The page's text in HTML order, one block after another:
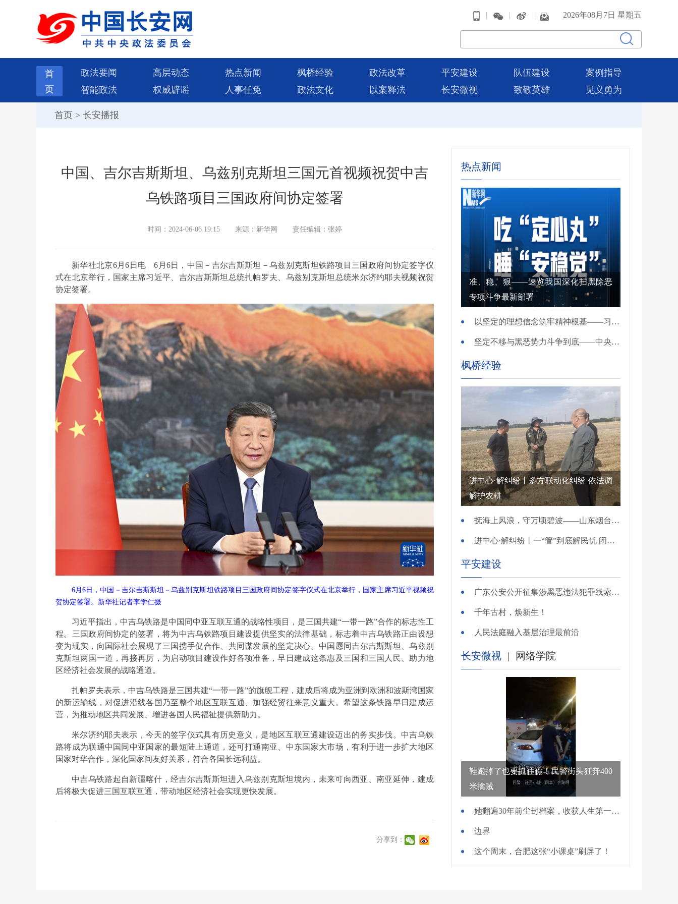
| | | 2026年08月7日 星期五
首
页
政法要闻 高层动态 热点新闻 枫桥经验 政法改革 平安建设 队伍建设
案例指导
智能政法
权威辟谣 人事任免 政法文化 以案释法 长安微视 致敬英雄 见义勇为
首页 > 长安播报
中国、吉尔吉斯斯坦、乌兹别克斯坦三国元首视频祝贺中吉
乌铁路项目三国政府间协定签署
时间：2024-06-06 19:15 来源：新华网 责任编辑：张婷
新华社北京6月6日电 6月6日，中国－吉尔吉斯斯坦－乌兹别克斯坦铁路项目三国政府间协定签字仪
式在北京举行，国家主席习近平、吉尔吉斯斯坦总统扎帕罗夫、乌兹别克斯坦总统米尔济约耶夫视频祝贺
协定签署。
6月6日，中国－吉尔吉斯斯坦－乌兹别克斯坦铁路项目三国政府间协定签字仪式在北京举行，国家主席习近平视频祝
贺协定签署。新华社记者李学仁摄
习近平指出，中吉乌铁路是中国同中亚互联互通的战略性项目，是三国共建“一带一路”合作的标志性工
程。三国政府间协定的签署，将为中吉乌铁路项目建设提供坚实的法律基础，标志着中吉乌铁路正由设想
变为现实，向国际社会展现了三国携手促合作、共同谋发展的坚定决心。中国愿同吉尔吉斯斯坦、乌兹别
克斯坦两国一道，再接再厉，为启动项目建设作好各项准备，早日建成这条惠及三国和三国人民、助力地
区经济社会发展的战略通道。
扎帕罗夫表示，中吉乌铁路是三国共建“一带一路”的旗舰工程，建成后将成为亚洲到欧洲和波斯湾国家
的新运输线，对促进沿线各国乃至整个地区互联互通、加强经贸往来意义重大。希望这条铁路早日建成运
营，为推动地区共同发展、增进各国人民福祉提供新助力。
米尔济约耶夫表示，今天的签字仪式具有历史意义，是地区互联互通建设迈出的务实步伐。中吉乌铁
路将成为联通中国同中亚国家的最短陆上通道，还可打通南亚、中东国家大市场，有利于进一步扩大地区
国家对华合作，深化国家间友好关系，符合各国长远利益。
中吉乌铁路起自新疆喀什，经吉尔吉斯斯坦进入乌兹别克斯坦境内，未来可向西亚、南亚延伸，建成
后将极大促进三国互联互通，带动地区经济社会实现更快发展。
分享到：
热点新闻
准、稳、狠——速览我国深化扫黑除恶
专项斗争最新部署
以坚定的理想信念筑牢精神根基——习近平党建思想理论品格系列述评之一
坚定不移与黑恶势力斗争到底——中央政法委负责同志就开展深化扫黑除恶专项斗争有关问题答记者问
枫桥经验
进中心·解纠纷丨多方联动化纠纷 依法调
解护农耕
抚海上风浪，守万顷碧波——山东烟台把矛盾化解在微澜未起时
进中心·解纠纷丨一“管”到底解民忧 闭环调处化纠纷
平安建设
广东公安公开征集涉黑恶违法犯罪线索，26个举报电话公布
千年古村，焕新生！
人民法庭融入基层治理最前沿
长安微视 | 网络学院
鞋跑掉了也要抓住你！民警街头狂奔400
米擒贼
她翻遍30年前尘封档案，收获人生第一面锦旗
边界
这个周末，合肥这张“小课桌”刷屏了！